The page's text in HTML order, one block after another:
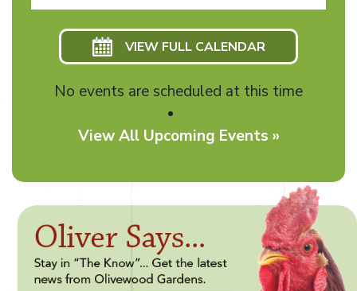
VIEW FULL CALENDAR
No events are scheduled at this time
View All Upcoming Events »